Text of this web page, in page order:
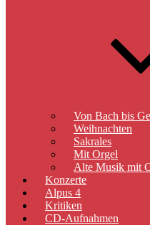
Von Bach bis
Weihnachten
Sakrales
Mit Orgel
Alte Musik mit
Konzerte
Alpus 4
Kritiken
CD-Aufnahmen